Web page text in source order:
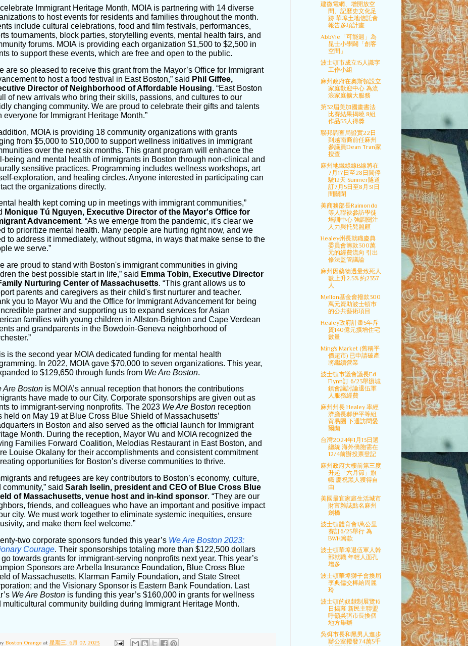
Immigrant Heritage Month, MOIA is partnering with 14 diverse
to host events for residents and families throughout the month.
include cultural celebrations, food and film festivals, performances,
tournaments, block parties, storytelling events, mental health fairs, and
forums. MOIA is providing each organization $1,500 to $2,500 in
to support these events, which are free and open to the public.
are so pleased to receive this grant from the Mayor’s Office for Immigrant
to host a food festival in East Boston,” said Phil Giffee,
Director of Neighborhood of Affordable Housing. “East Boston
of new arrivals who bring their skills, passions, and cultures to our
changing community. We are proud to celebrate their gifts and talents
everyone for Immigrant Heritage Month.”
MOIA is providing 18 community organizations with grants
from $5,000 to $10,000 to support wellness initiatives in immigrant
over the next six months. This grant program will enhance the
being and mental health of immigrants in Boston through non-clinical and
sensitive practices. Programming includes wellness workshops, art
exploration, and healing circles. Anyone interested in participating can
the organizations directly.
health kept coming up in meetings with immigrant communities,”
Monique Tú Nguyen, Executive Director of the Mayor's Office for
Advancement. “As we emerge from the pandemic, it’s clear we
to prioritize mental health. Many people are hurting right now, and we
to address it immediately, without stigma, in ways that make sense to the
we serve.”
are proud to stand with Boston's immigrant communities in giving
the best possible start in life,” said Emma Tobin, Executive Director
Nurturing Center of Massachusetts. “This grant allows us to
parents and caregivers as their child's first nurturer and teacher.
you to Mayor Wu and the Office for Immigrant Advancement for being
partner and supporting us to expand services for Asian
families with young children in Allston-Brighton and Cape Verdean
and grandparents in the Bowdoin-Geneva neighborhood of
is the second year MOIA dedicated funding for mental health
In 2022, MOIA gave $70,000 to seven organizations. This year,
to $129,650 through funds from We Are Boston.
Are Boston is MOIA’s annual reception that honors the contributions
have made to our City. Corporate sponsorships are given out as
to immigrant-serving nonprofits. The 2023 We Are Boston reception
held on May 19 at Blue Cross Blue Shield of Massachusetts’
in Boston and also served as the official launch for Immigrant
Month. During the reception, Mayor Wu and MOIA recognized the
Families Forward Coalition, Melodias Restaurant in East Boston, and
Louise Okalany for their accomplishments and consistent commitment
opportunities for Boston’s diverse communities to thrive.
and refugees are key contributors to Boston’s economy, culture,
community,” said Sarah Iselin, president and CEO of Blue Cross Blue
of Massachusetts, venue host and in-kind sponsor. “They are our
friends, and colleagues who have an important and positive impact
city. We must work together to eliminate systemic inequities, ensure
and make them feel welcome.”
two corporate sponsors funded this year’s We Are Boston 2023:
Courage. Their sponsorships totaling more than $122,500 dollars
towards grants for immigrant-serving nonprofits next year. This year’s
Sponsors are Arbella Insurance Foundation, Blue Cross Blue
of Massachusetts, Klarman Family Foundation, and State Street
and the Visionary Sponsor is Eastern Bank Foundation. Last
We Are Boston is funding this year’s $160,000 in grants for wellness
multicultural community building during Immigrant Heritage Month.
Boston Orange at 星期三, 6月 07, 2023
建微電網、增開放空
間、記歷史文化足
跡 華埠土地信託會
報告多項計畫
AbbVie「可能週」為
昆士小學闢「創客
空間」
波士頓市成立15人識字
工作小組
麻州政府在奧斯頓設立
家庭歡迎中心 為流
浪家庭擴大服務
第32屆美加國畫書法
比賽結果揭曉 8組
作品53人得獎
聯邦調查局證實22日
到越南裔前任麻州
參議員Dean Tran家
搜查
麻州地鐵綠線B線將在
7月17日至28日間停
駛12天 Sumner隧道
訂7月5日至8月31日
間關閉
美商務部長Raimondo
等人聯袂參訪學徒
培訓中心 強調關注
人力與托兒照顧
Healey州長就職慶典
委員會籌款300萬
元的經費流向 引出
修法監管議論
麻州因藥物過量致死人
數上升2.5% 約2357
人
Mellon基金會撥款300
萬元資助波士頓市
的公共藝術項目
Healey政府計畫5年斥
資140億元擴增住宅
數量
Ming's Market (舊稱平
價超市) 已申請破產
將繼續營業
波士頓市議會議長Ed
Flynn訂 6/23舉辦城
鎮會議討論退伍軍
人服務經費
麻州州長 Healey 率經
濟廳長郝伊平等組
貿易團 下週訪問愛
爾蘭
台灣2024年1月13日選
總統 海外僑胞需在
12/4前辦投票登記
麻州政府大樓前第三度
升起「六月節」旗
幟 慶祝黑人獲得自
由
美國最宜家庭生活城市
財富雜誌點名麻州
劍橋
波士頓體育會1萬公里
賽訂6/25舉行 為
BWH籌款
波士頓華埠退伍軍人幹
部就職 年輕人面孔
增多
波士頓華埠獅子會換屆
李典儒交棒給周麗
玲
波士頓的奴隸制展覽16
日揭幕 新民主聯盟
呼籲吳弭市長換個
地方舉辦
吳弭市長和黑男人進步
辦公室撥發74萬5千